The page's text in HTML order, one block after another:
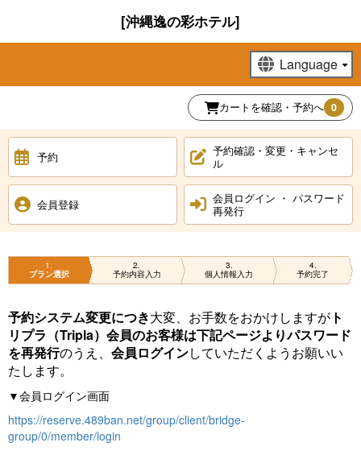
[沖縄逸の彩ホテル]
カートを確認・予約へ 0
予約
予約確認・変更・キャンセ
ル
会員登録
会員ログイン ・ パスワード
再発行
1
プラン選択
2
予約内容入力
3
個人情報入力
4
予約完了
予約システム変更につき大変、お手数をおかけしますが ト
リプラ（Tripla）会員のお客様は下記ページよりパスワード
を再発行のうえ、 会員ログインしていただくようお願いい
たします。
▼会員ログイン画面
https://reserve.489ban.net/group/client/bridge-
group/0/member/login